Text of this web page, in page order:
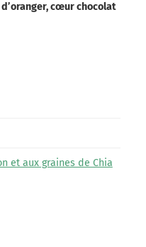
cœur chocolat
et aux graines de Chia